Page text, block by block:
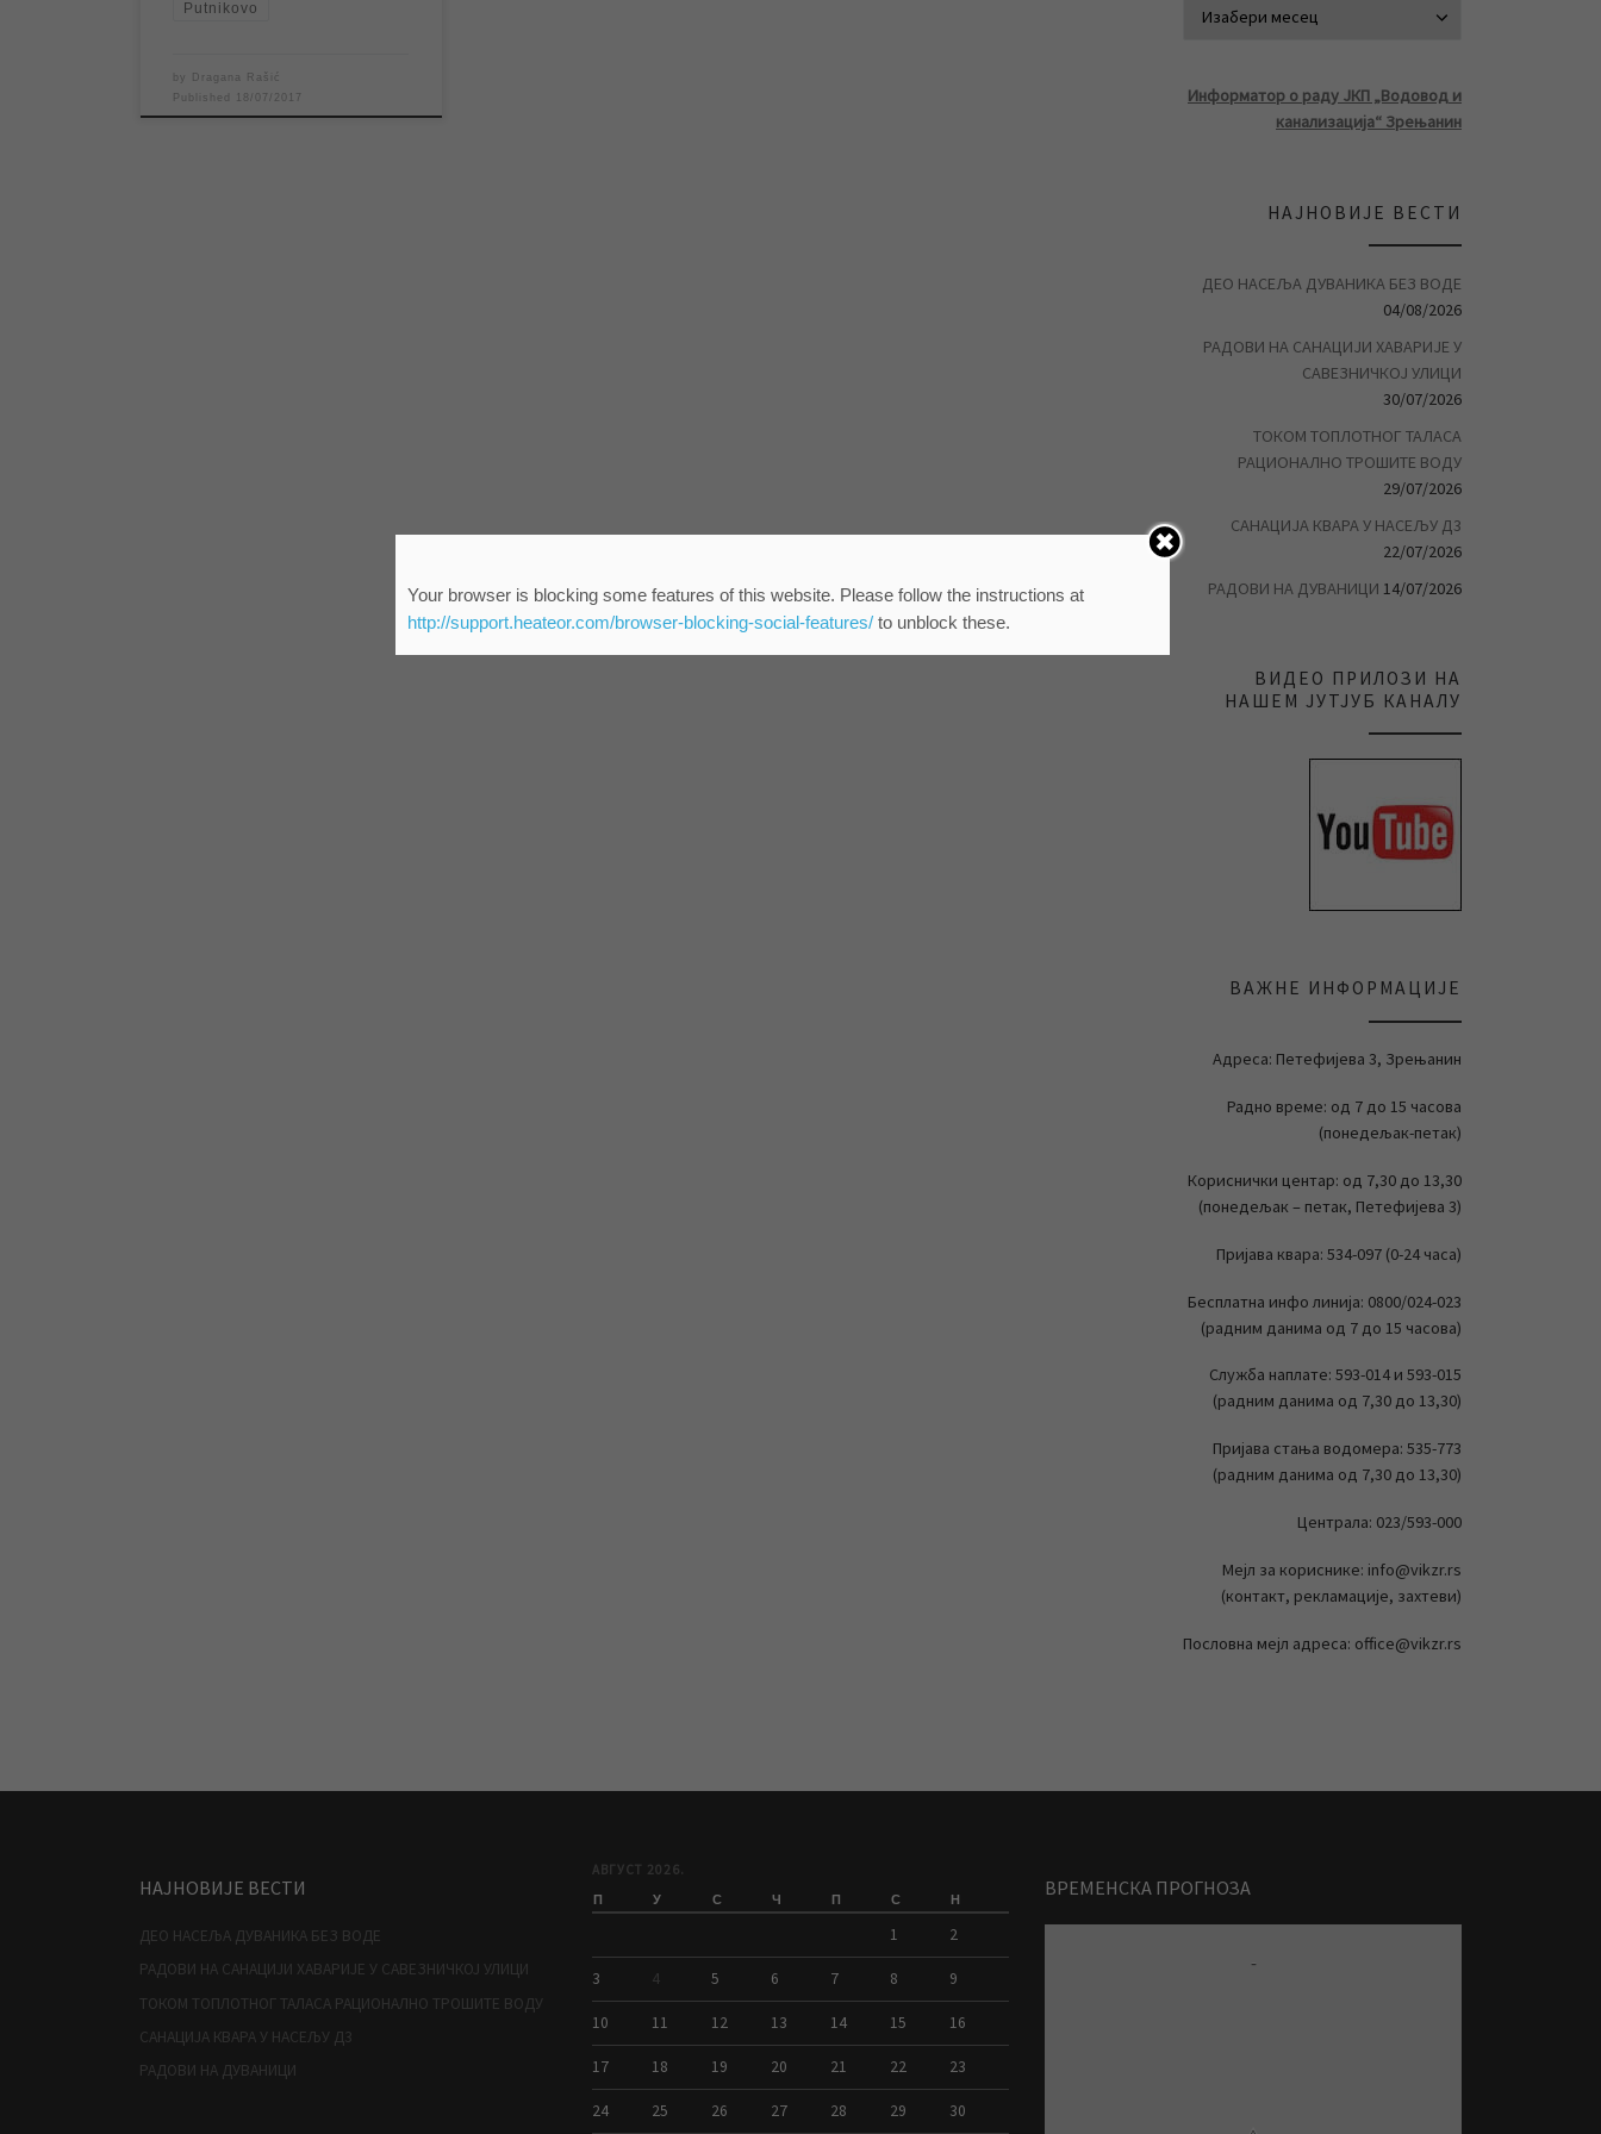
Putnikovo
by
Dragana Rašić
Published
18/07/2017
Информатор о раду ЈКП „Водовод и
канализација“ Зрењанин
НАЈНОВИЈЕ ВЕСТИ
ДЕО НАСЕЉА ДУВАНИКА БЕЗ ВОДЕ
04/08/2026
РАДОВИ НА САНАЦИЈИ ХАВАРИЈЕ У
САВЕЗНИЧКОЈ УЛИЦИ
30/07/2026
ТОКОМ ТОПЛОТНОГ ТАЛАСА
РАЦИОНАЛНО ТРОШИТЕ ВОДУ
29/07/2026
САНАЦИЈА КВАРА У НАСЕЉУ Д3
22/07/2026
РАДОВИ НА ДУВАНИЦИ 14/07/2026
ВИДЕО ПРИЛОЗИ НА
НАШЕМ ЈУТЈУБ КАНАЛУ
ВАЖНЕ ИНФОРМАЦИЈЕ
Адреса: Петефијева 3, Зрењанин
Радно време: од 7 до 15 часова
(понедељак-петак)
Кориснички центар: од 7,30 до 13,30
(понедељак – петак, Петефијева 3)
Пријава квара: 534-097 (0-24 часа)
Бесплатна инфо линија: 0800/024-023
(радним данима од 7 до 15 часова)
Служба наплате: 593-014 и 593-015
(радним данима од 7,30 до 13,30)
Пријава стања водомера: 535-773
(радним данима од 7,30 до 13,30)
Централа: 023/593-000
Мејл за кориснике: info@vikzr.rs
(контакт, рекламације, захтеви)
Пословна мејл адреса: office@vikzr.rs
НАЈНОВИЈЕ ВЕСТИ
ДЕО НАСЕЉА ДУВАНИКА БЕЗ ВОДЕ
РАДОВИ НА САНАЦИЈИ ХАВАРИЈЕ У САВЕЗНИЧКОЈ УЛИЦИ
ТОКОМ ТОПЛОТНОГ ТАЛАСА РАЦИОНАЛНО ТРОШИТЕ ВОДУ
САНАЦИЈА КВАРА У НАСЕЉУ Д3
РАДОВИ НА ДУВАНИЦИ
АВГУСТ 2026.
П У С Ч П С Н
1 2
3 4 5 6 7 8 9
10 11 12 13 14 15 16
17 18 19 20 21 22 23
24 25 26 27 28 29 30
ВРЕМЕНСКА ПРОГНОЗА
-
Your browser is blocking some features of this website. Please follow the instructions at
http://support.heateor.com/browser-blocking-social-features/to unblock these.